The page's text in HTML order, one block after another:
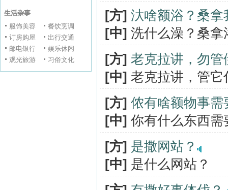
生活杂事
服饰美容
餐饮烹调
订房购屋
出行交通
邮电银行
娱乐休闲
观光旅游
习俗文化
[方] 汏啥额浴？桑
[中] 洗什么澡？桑
[方] 老克拉讲，勿
[中] 老克拉讲，管
[方] 侬有啥额物事
[中] 你有什么东西
[方] 是撒网站？
[中] 是什么网站？